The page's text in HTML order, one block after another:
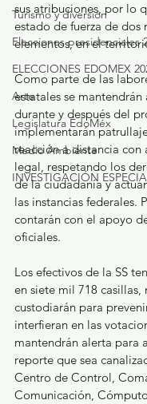
Turismo y diversión
Elecciones presidenciales
ELECCIONES EDOMEX
Arte
Legislatura EdoMéx
Medio Ambiente
INVESTIGACIÓN
sus atribuciones, por lo
estado de fuerza de dos
elementos, en el
Como parte de las
estatales se mantendrán
durante y después del
implementarán
reacción a distancia con
legal, respetando los
de la ciudadanía y
las instancias federales.
contarán con el apoyo
oficiales.
Los efectivos de la SS
en siete mil 718 casillas,
custodiarán para
interfieran en las
mantendrán alerta para
reporte que sea
Centro de Control,
Comunicación,